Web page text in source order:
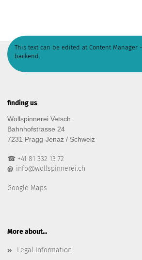
This text can be edited at Content Manager
backend.
finding us
Wollspinnerei Vetsch
Bahnhofstrasse 24
7231 Pragg-Jenaz / Schweiz
☎ +41 81 332 13 72
@ info@wollspinnerei.ch
Google Maps
More about...
Legal Information